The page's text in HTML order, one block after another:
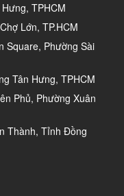
TPHCM
Lớn, TP.HCM
Square, Phường Sài
Tân Hưng, TPHCM
Phủ, Phường Xuân
Thành, Tỉnh Đồng